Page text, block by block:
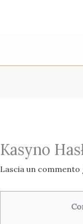
Kasyno
Lascia un commento